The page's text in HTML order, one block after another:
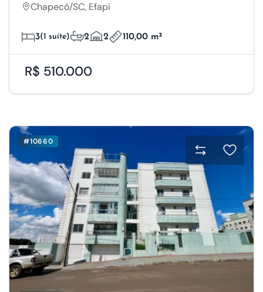
Chapecó/SC, Efapi
3(1 suíte) 2 2 110,00 m²
R$ 510.000
#10660